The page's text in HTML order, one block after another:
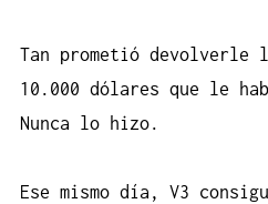
Tan prometió devolverle
10.000 dólares que le
Nunca lo hizo.
Ese mismo día, V3